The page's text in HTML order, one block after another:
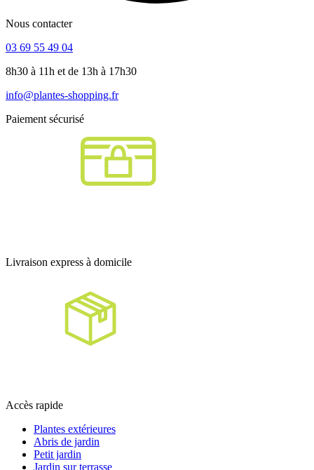
Nous contacter
03 69 55 49 04
8h30 à 11h et de 13h à 17h30
info@plantes-shopping.fr
Paiement sécurisé
Livraison express à domicile
Accès rapide
Plantes extérieures
Abris de jardin
Petit jardin
Jardin sur terrasse